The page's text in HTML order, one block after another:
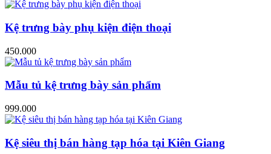
Kệ trưng bày phụ kiện điện thoại
450.000
Mẫu tủ kệ trưng bày sản phẩm
999.000
Kệ siêu thị bán hàng tạp hóa tại Kiên Giang